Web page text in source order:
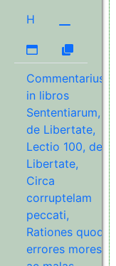
H
Commentarius
in libros
Sententiarum,
de Libertate,
Lectio 100, de
Libertate,
Circa
corruptelam
peccati,
Rationes quod
errores mores